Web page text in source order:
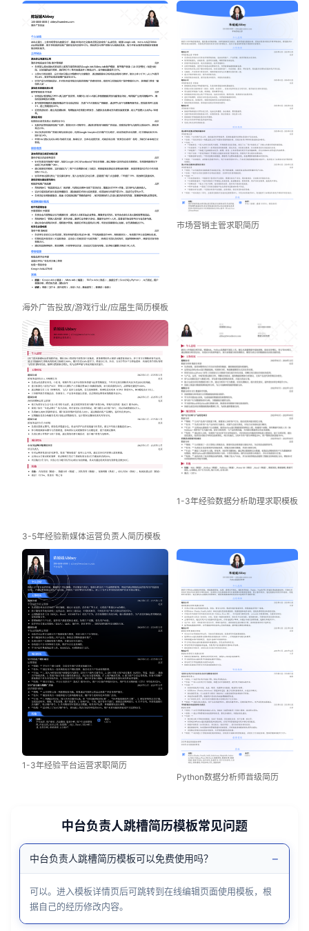
海外广告投放/游戏行业/应届生简历模板
市场营销主管求职简历
3-5年经验新媒体运营负责人简历模板
1-3年经验数据分析助理求职模板
1-3年经验平台运营求职简历
Python数据分析师晋级简历
中台负责人跳槽简历模板常见问题
中台负责人跳槽简历模板可以免费使用吗？ −
可以。进入模板详情页后可跳转到在线编辑页面使用模板，根
据自己的经历修改内容。